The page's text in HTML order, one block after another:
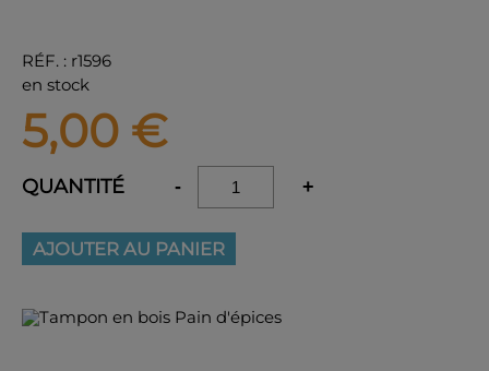
RÉF. : r1596
en stock
5,00 €
QUANTITÉ - +
AJOUTER AU PANIER